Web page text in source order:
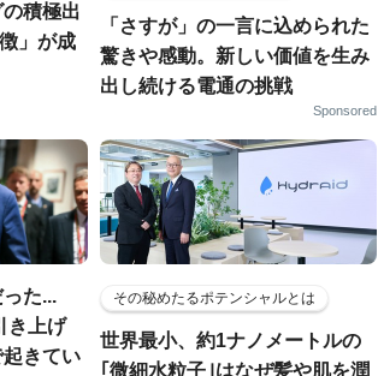
積極出
」が成
「さすが」の一言に込められた
驚きや感動。新しい価値を生み
出し続ける電通の挑戦
Sponsored
た...
き上げ
きてい
その秘めたるポテンシャルとは
世界最小、約1ナノメートルの
｢微細水粒子｣はなぜ髪や肌を潤